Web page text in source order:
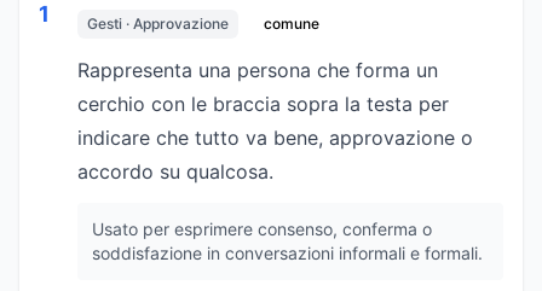
1 Gesti · Approvazione comune
Rappresenta una persona che forma un
cerchio con le braccia sopra la testa per
indicare che tutto va bene, approvazione o
accordo su qualcosa.
Usato per esprimere consenso, conferma o
soddisfazione in conversazioni informali e formali.